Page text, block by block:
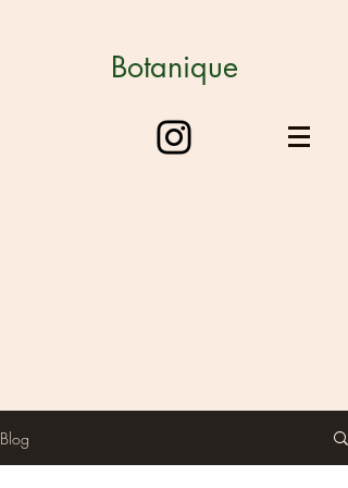
Botanique
Blog